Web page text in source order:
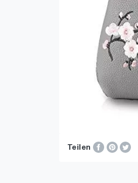
Teilen